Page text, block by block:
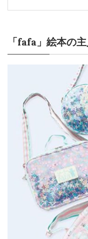
「fafa」絵本の